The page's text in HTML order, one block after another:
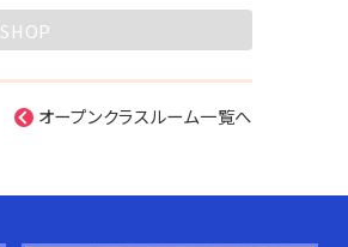
SHOP
オープンクラスルーム一覧へ